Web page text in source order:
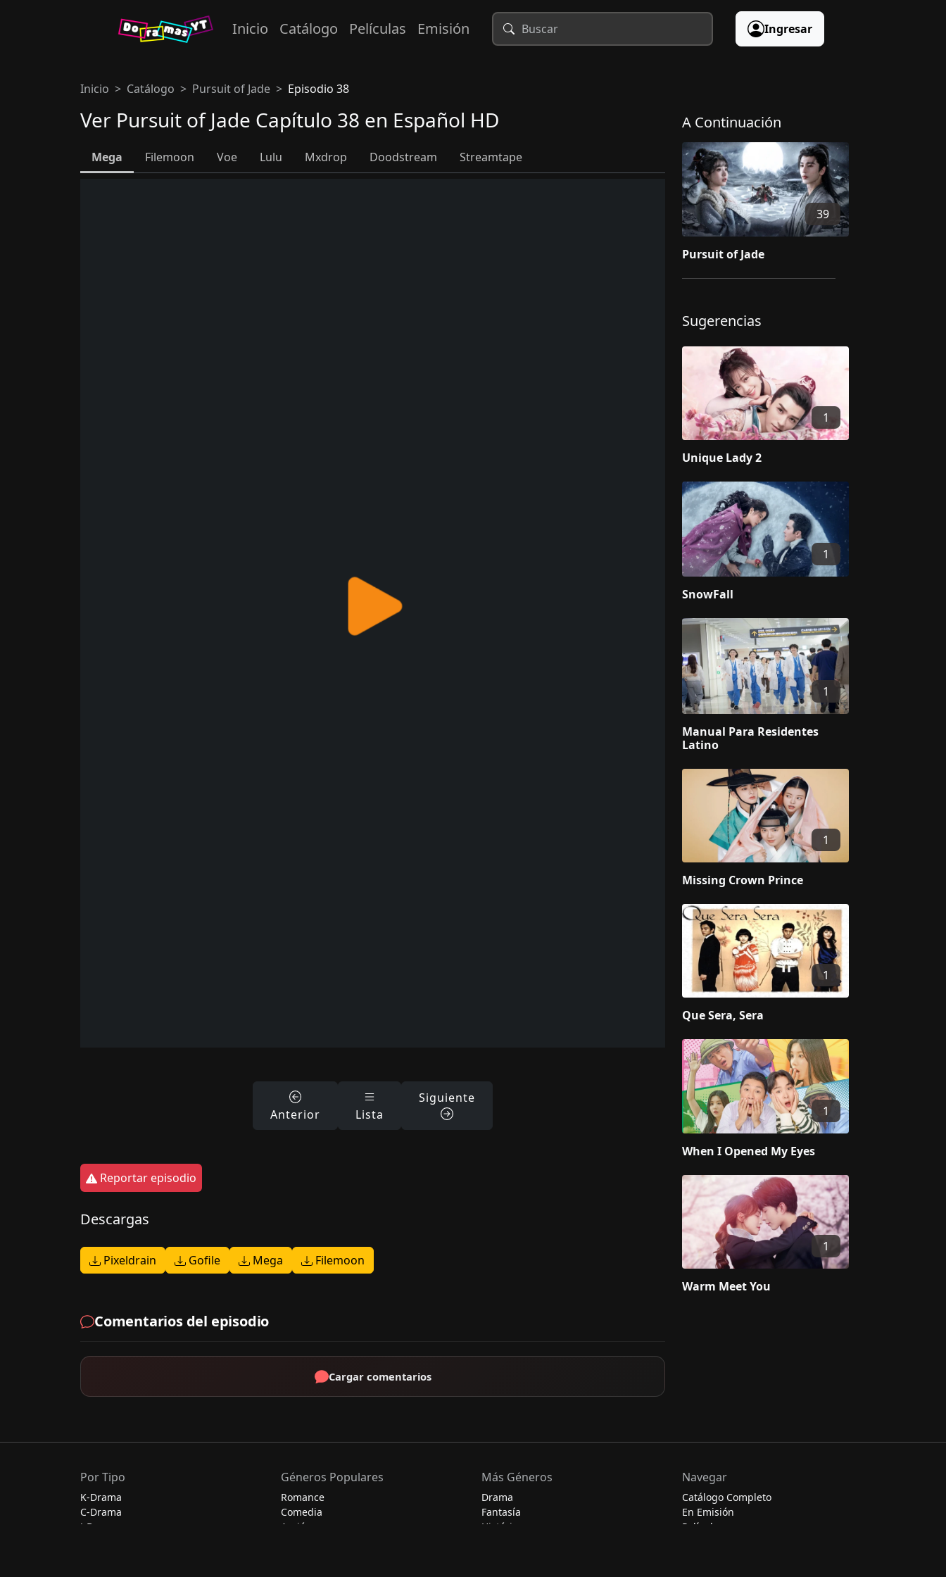
Inicio Catálogo Películas Emisión Ingresar
Inicio Catálogo Pursuit of Jade Episodio 38
Ver Pursuit of Jade Capítulo 38 en Español HD
Mega Filemoon Voe Lulu Mxdrop Doodstream Streamtape
Anterior Lista
Siguiente
Reportar episodio
Descargas
Pixeldrain Gofile Mega Filemoon
Comentarios del episodio
Cargar comentarios
A Continuación
39
Pursuit of Jade
Sugerencias
1
Unique Lady 2
1
SnowFall
1
Manual Para Residentes
Latino
1
Missing Crown Prince
1
Que Sera, Sera
1
When I Opened My Eyes
1
Warm Meet You
Por Tipo
K-Drama
C-Drama
J-Drama
Géneros Populares
Romance
Comedia
Acción
Más Géneros
Drama
Fantasía
Histórico
Navegar
Catálogo Completo
En Emisión
Películas